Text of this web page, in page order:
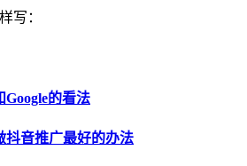
写：
Google的看法
抖音推广最好的办法